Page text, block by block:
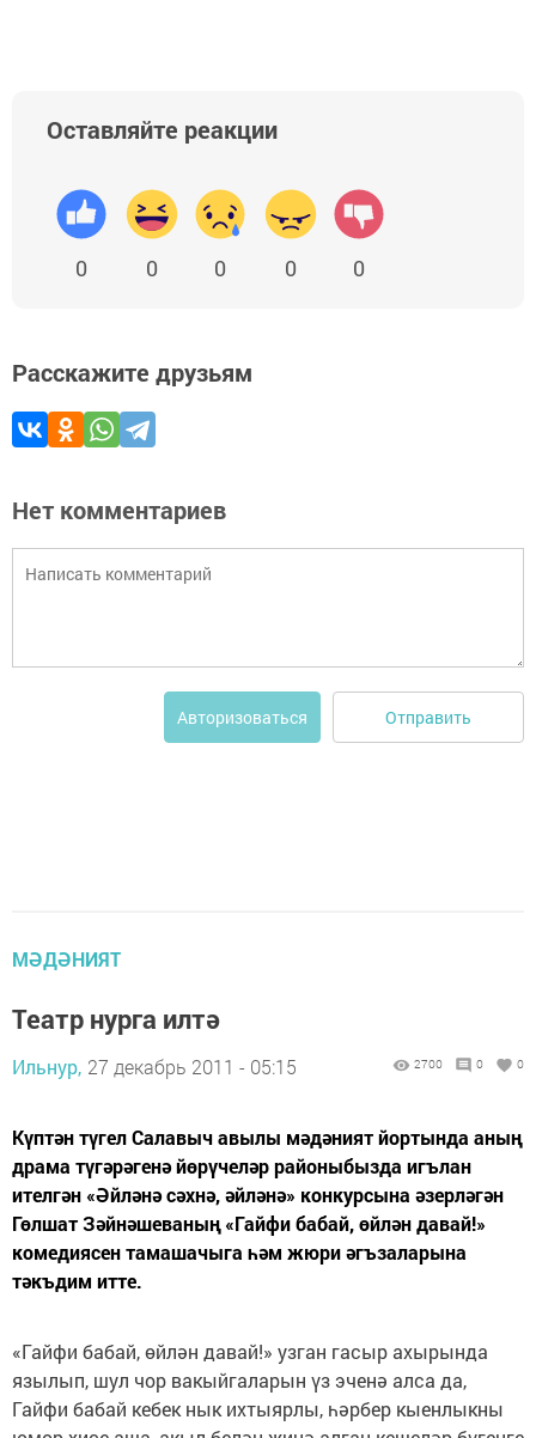
Оставляйте реакции
0 0 0 0 0
Расскажите друзьям
Нет комментариев
Авторизоваться Отправить
МӘДӘНИЯТ
Театр нурга илтә
Ильнур, 27 декабрь 2011 - 05:15 2700 0 0
Күптән түгел Салавыч авылы мәдәният йортында аның
драма түгәрәгенә йөрүчеләр районыбызда игълан
ителгән «Әйләнә сәхнә, әйләнә» конкурсына әзерләгән
Гөлшат Зәйнәшеваның «Гайфи бабай, өйлән давай!»
комедиясен тамашачыга һәм жюри әгъзаларына
тәкъдим итте.
«Гайфи бабай, өйлән давай!» узган гасыр ахырында
язылып, шул чор вакыйгаларын үз эченә алса да,
Гайфи бабай кебек нык ихтыярлы, һәрбер кыенлыкны